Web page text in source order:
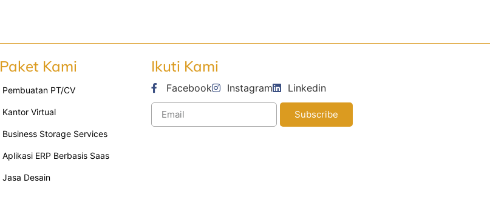
Paket Kami
Pembuatan PT/CV
Kantor Virtual
Business Storage Services
Aplikasi ERP Berbasis Saas
Jasa Desain
Ikuti Kami
Facebook Instagram Linkedin
Subscribe